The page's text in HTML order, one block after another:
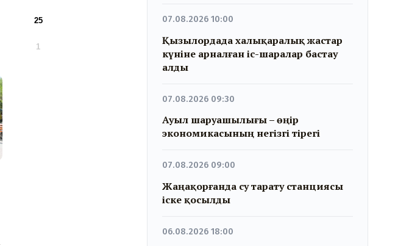
25
1
07.08.2026 10:00
Қызылордада халықаралық жастар
күніне арналған іс-шаралар бастау
алды
07.08.2026 09:30
Ауыл шаруашылығы – өңір
экономикасының негізгі тірегі
07.08.2026 09:00
Жаңақорғанда су тарату станциясы
іске қосылды
06.08.2026 18:00